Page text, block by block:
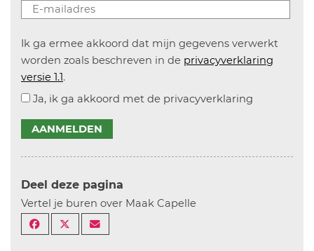
Ik ga ermee akkoord dat mijn gegevens verwerkt
worden zoals beschreven in de privacyverklaring
versie 1.1.
Ja, ik ga akkoord met de privacyverklaring
AANMELDEN
Deel deze pagina
Vertel je buren over Maak Capelle